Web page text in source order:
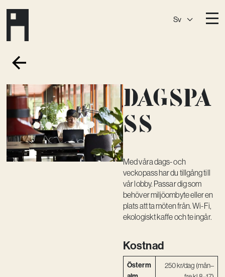
Sv
A House
A HouseSlaktis
A HouseSlussen
A HouseSickla
A HouseHagastaden
Medlemskap
Dagspa
ss
Med våra dags- och
veckopass har du tillgång till
vår lobby. Passar dig som
behöver miljöombyte eller en
plats att ta möten från. Wi-Fi,
ekologiskt kaffe och te ingår.
Kostnad
Österm
250 kr/dag (mån–